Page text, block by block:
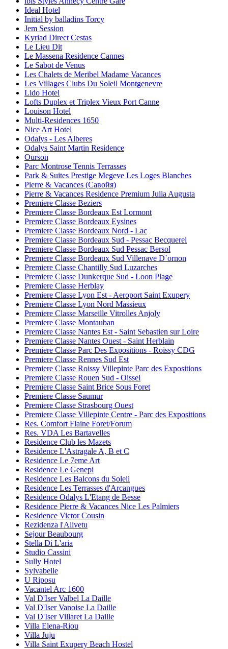
Ideal Hotel
Initial by balladins Torcy
Jem Session
Kyriad Direct Cestas
Le Lieu Dit
Le Massena Residence Cannes
Le Sabot de Venus
Les Chalets de Meribel Madame Vacances
Les Villages Clubs Du Soleil Montgenevre
Lido Hotel
Lofts Duplex et Triplex Vieux Port Canne
Louison Hotel
Multi-Residences 1650
Nice Art Hotel
Odalys - Les Alberes
Odalys Saint Martin Residence
Ourson
Parc Montrose Tennis Terrasses
Park & Suites Prestige Megeve Les Loges Blanches
Pierre & Vacances (Савойя)
Pierre & Vacances Residence Premium Julia Augusta
Premiere Classe Beziers
Premiere Classe Bordeaux Est Lormont
Premiere Classe Bordeaux Eysines
Premiere Classe Bordeaux Nord - Lac
Premiere Classe Bordeaux Sud - Pessac Becquerel
Premiere Classe Bordeaux Sud Pessac Bersol
Premiere Classe Bordeaux Sud Villenave D`ornon
Premiere Classe Chantilly Sud Luzarches
Premiere Classe Dunkerque Sud - Loon Plage
Premiere Classe Herblay
Premiere Classe Lyon Est - Aeroport Saint Exupery
Premiere Classe Lyon Nord Massieux
Premiere Classe Marseille Vitrolles Anjoly
Premiere Classe Montauban
Premiere Classe Nantes Est - Saint Sebastien sur Loire
Premiere Classe Nantes Ouest - Saint Herblain
Premiere Classe Parc Des Expositions - Roissy CDG
Premiere Classe Rennes Sud Est
Premiere Classe Roissy Villepinte Parc des Expositions
Premiere Classe Rouen Sud - Oissel
Premiere Classe Saint Brice Sous Foret
Premiere Classe Saumur
Premiere Classe Strasbourg Ouest
Premiere Classe Villepinte Centre - Parc des Expositions
Res. Comfort Flaine Foret/Forum
Res. VDA Les Bartavelles
Residence Club les Mazets
Residence L'Astragale A, B et C
Residence Le 7eme Art
Residence Le Genepi
Residence Les Balcons du Soleil
Residence Les Terrasses d'Arcangues
Residence Odalys L'Etang de Besse
Residence Pierre & Vacances Nice Les Palmiers
Residence Victor Cousin
Rezidenza l'Alivetu
Sejour Beaubourg
Stella Di L'aria
Studio Cassini
Sully Hotel
Sylvabelle
U Riposu
Vacantel Arc 1600
Val D'Iser Valbel La Daille
Val D'Iser Vanoise La Daille
Val D'Iser Villaret La Daille
Villa Elena-Riou
Villa Juju
Villa Saint Exupery Beach Hostel